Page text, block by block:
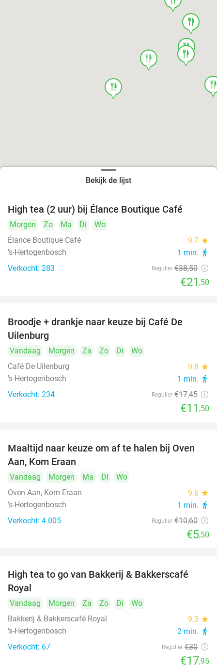
food
food
food
food
food
Bekijk de lijst
High tea (2 uur) bij Élance Boutique Café
Morgen Zo Ma Di
Wo
Élance Boutique Café
9.7 star
's-Hertogenbosch 1 min. directions_walk
Verkocht: 283 Regulier €38,50
€21 ,50
Broodje + drankje naar keuze bij Café De
Uilenburg
Vandaag Morgen Za Zo Di
Wo
Café De Uilenburg
9.8 star
's-Hertogenbosch 1 min. directions_walk
Verkocht: 234 Regulier €17,45
€11 ,50
48%
Maaltijd naar keuze om af te halen bij Oven
Aan, Kom Eraan
Vandaag Morgen Ma Di
Wo
Oven Aan, Kom Eraan
9.6 star
's-Hertogenbosch 1 min. directions_walk
Verkocht: 4.005 Regulier €10,60
€5,50
40%
High tea to go van Bakkerij & Bakkerscafé
Royal
Vandaag Morgen Za Zo Di
Wo
Bakkerij & Bakkerscafé Royal
9.3 star
's-Hertogenbosch 2 min. directions_walk
Verkocht: 67 Regulier €30
€17,95